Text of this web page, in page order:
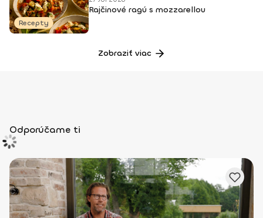
Recepty
Rajčinové ragú s mozzarellou
Zobraziť viac
Odporúčame ti